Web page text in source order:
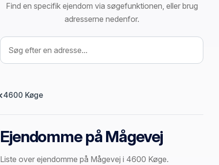
Find en specifik ejendom via søgefunktionen, eller brug
adresserne nedenfor.
Søg efter ejendom
4600 Køge
Ejendomme på Mågevej
Liste over ejendomme på Mågevej i 4600 Køge.